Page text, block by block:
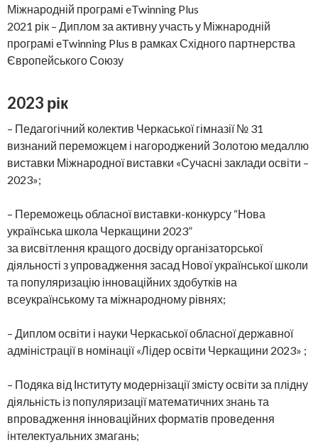
Міжнародній програмі eTwinning Plus
2021 рік – Диплом за активну участь у Міжнародній
програмі eTwinning Plus в рамках Східного партнерства
Європейського Союзу
2023 рік
– Педагогічний колектив Черкаської гімназії № 31
визнаний переможцем і нагороджений Золотою медаллю
виставки Міжнародної виставки «Сучасні заклади освіти –
2023»;
– Переможець обласної виставки-конкурсу “Нова
українська школа Черкащини 2023”
за висвітлення кращого досвіду організаторської
діяльності з упровадження засад Нової української школи
та популяризацію інноваційних здобутків на
всеукраїнському та міжнародному рівнях;
– Диплом освіти і науки Черкаської обласної державної
адміністрації в номінації «Лідер освіти Черкащини 2023» ;
– Подяка від Інституту модернізації змісту освіти за плідну
діяльність із популяризації математичних знань та
впровадження інноваційних форматів проведення
інтелектуальних змагань;